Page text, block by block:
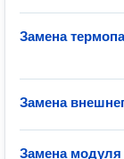
Замена
Замена
Замена модуля